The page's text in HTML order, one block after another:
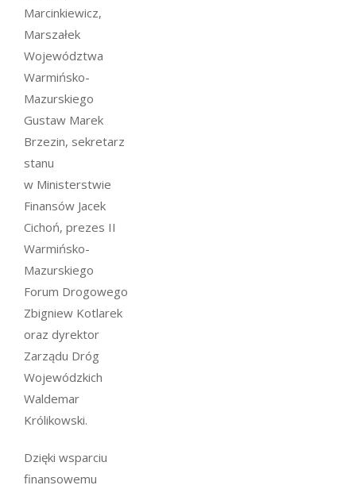
Marcinkiewicz,
Marszałek
Województwa
Warmińsko-
Mazurskiego
Gustaw Marek
Brzezin, sekretarz
stanu
w Ministerstwie
Finansów Jacek
Cichoń, prezes II
Warmińsko-
Mazurskiego
Forum Drogowego
Zbigniew Kotlarek
oraz dyrektor
Zarządu Dróg
Wojewódzkich
Waldemar
Królikowski.
Dzięki wsparciu
finansowemu